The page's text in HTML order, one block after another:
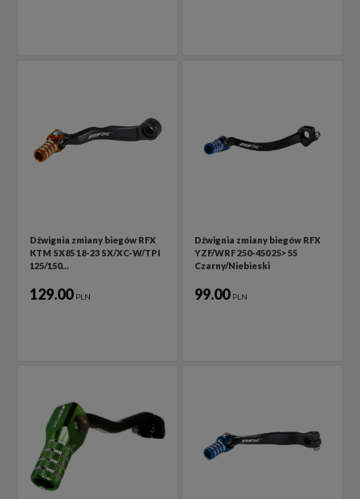
Dźwignia zmiany biegów RFX
KTM SX85 18-23 SX/XC-W/TPI
125/150…
129.00 PLN
Dźwignia zmiany biegów RFX
YZF/WRF 250-450 25> 55
Czarny/Niebieski
99.00 PLN